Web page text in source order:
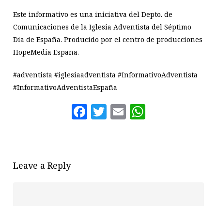
Este informativo es una iniciativa del Depto. de
Comunicaciones de la Iglesia Adventista del Séptimo
Día de España. Producido por el centro de producciones
HopeMedia España.
#adventista #iglesiaadventista #InformativoAdventista
#InformativoAdventistaEspaña
Facebook
Twitter
Email
Leave a Reply